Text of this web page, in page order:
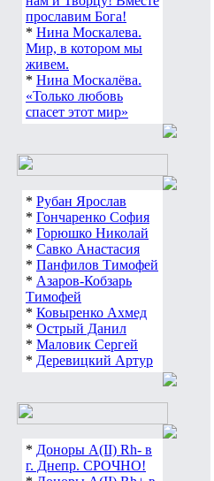
прославим Бога!
* Нина Москалева.
Мир, в котором мы
живем.
* Нина Москалёва.
«Только любовь
спасет этот мир»
* Рубан Ярослав
* Гончаренко София
* Горюшко Николай
* Савко Анастасия
* Панфилов Тимофей
* Азаров-Кобзарь
Тимофей
* Ковыренко Ахмед
* Острый Данил
* Маловик Сергей
* Деревицкий Артур
* Доноры А(ІІ) Rh- в
г. Днепр. СРОЧНО!